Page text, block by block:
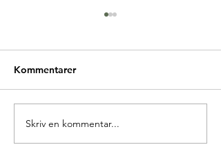
Glædelig Grundlovsdag
Kommentarer
Skriv en kommentar...